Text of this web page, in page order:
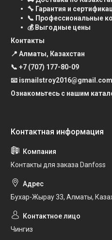
🔧 Гарантия и
📞 Профессиональные
💰 Выгодные цены
Контакты
📍 Алматы, Казахстан
📞 +7 (707) 177-80-09
📧 ismailstroy2016@gmail.com
Ознакомьтесь с нашим
Контакты для заказа Danfoss
Бухар-Жырау 33, Алматы,
Чингиз